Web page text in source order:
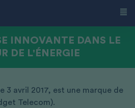
INNOVANTE DANS LE
DE L'ÉNERGIE
3 avril 2017, est une marque de
Telecom).